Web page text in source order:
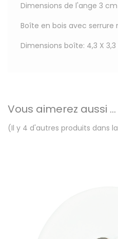
Dimensions de l'ange 3 cm
Boîte en bois avec serrure
Dimensions boîte: 4,3 X
Vous aimerez aussi ...
(Il y 4 d'autres produits dans